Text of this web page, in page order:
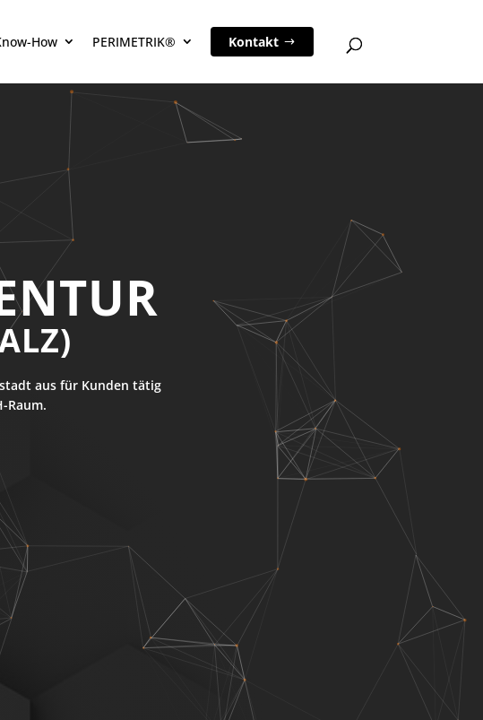
How PERIMETRIK® Kontakt
aus für Kunden tätig
Raum.